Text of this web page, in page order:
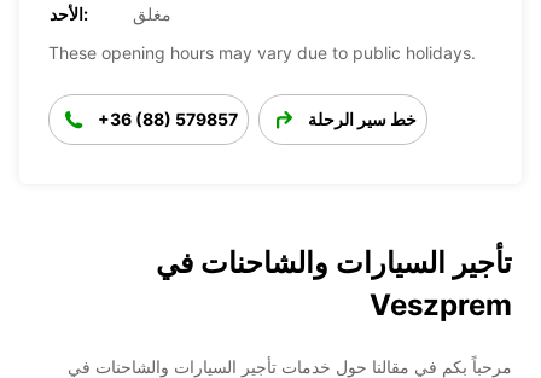
الأحد:
مغلق
These opening hours may vary due to public holidays.
+36 (88) 579857 خط سير الرحلة
تأجير السيارات والشاحنات في
Veszprem
مرحباً بكم في مقالنا حول خدمات تأجير السيارات والشاحنات في